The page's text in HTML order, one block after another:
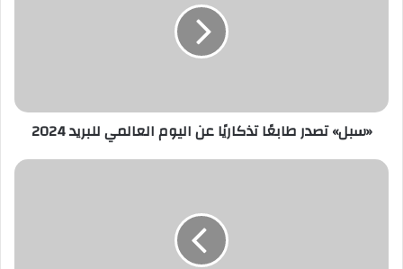
2024
«سبل» تصدر طابعًا تذكاريًا عن اليوم العالمي للبريد 2024
كان